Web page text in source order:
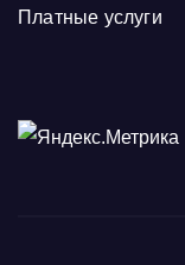
Платные услуги